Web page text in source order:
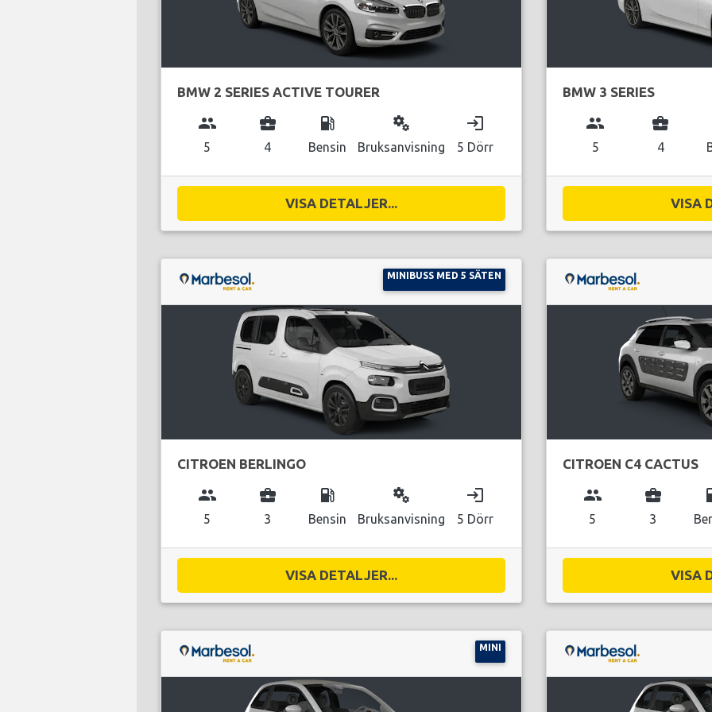
BMW 2 SERIES ACTIVE TOURER
group
5
business_center
4
local_gas_station
Bensin
miscellaneous_services
Bruksanvisning
login
5 Dörr
VISA DETALJER...
BMW 3 SERIES
group
5
business_center
4
VISA
MINIBUSS MED 5 SÄTEN
CITROEN BERLINGO
group
5
business_center
3
local_gas_station
Bensin
miscellaneous_services
Bruksanvisning
login
5 Dörr
VISA DETALJER...
CITROEN C4 CACTUS
group
5
business_center
3
VISA
MINI